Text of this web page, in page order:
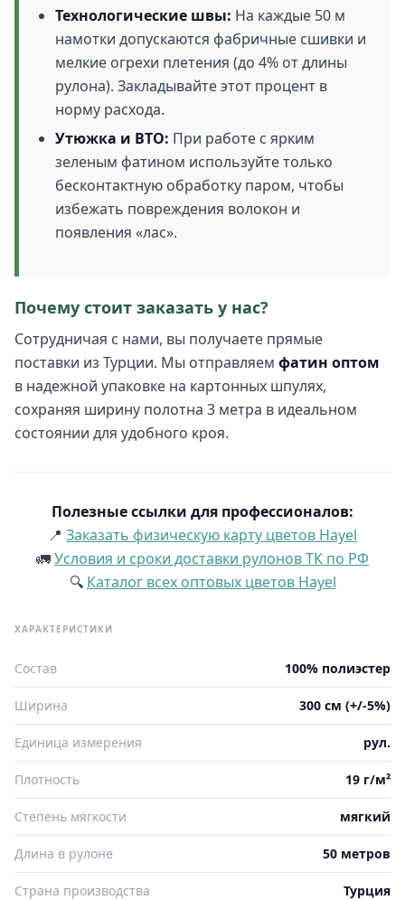
Технологические швы: На каждые 50 м
намотки допускаются фабричные сшивки и
мелкие огрехи плетения (до 4% от длины
рулона). Закладывайте этот процент в
норму расхода.
Утюжка и ВТО: При работе с ярким
зеленым фатином используйте только
бесконтактную обработку паром, чтобы
избежать повреждения волокон и
появления «лас».
Почему стоит заказать у нас?
Сотрудничая с нами, вы получаете прямые
поставки из Турции. Мы отправляем фатин оптом
в надежной упаковке на картонных шпулях,
сохраняя ширину полотна 3 метра в идеальном
состоянии для удобного кроя.
Полезные ссылки для профессионалов:
📍 Заказать физическую карту цветов Hayel
🚛Условия и сроки доставки рулонов ТК по РФ
🔍 Каталог всех оптовых цветов Hayel
ХАРАКТЕРИСТИКИ
Состав 100% полиэстер
Ширина 300 см (+/-5%)
Единица измерения рул.
Плотность 19 г/м²
Степень мягкости мягкий
Длина в рулоне 50 метров
Страна производства Турция